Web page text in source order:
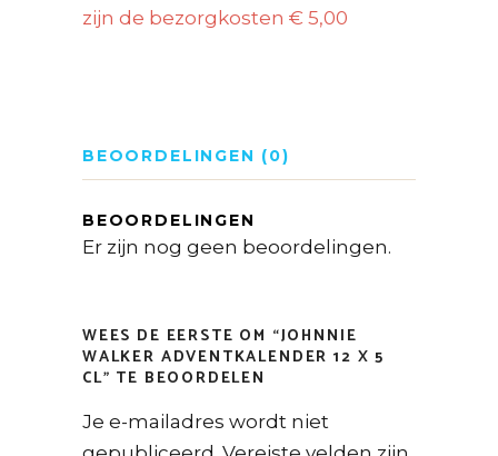
zijn de bezorgkosten € 5,00
BEOORDELINGEN (0)
BEOORDELINGEN
Er zijn nog geen beoordelingen.
WEES DE EERSTE OM “JOHNNIE
WALKER ADVENTKALENDER 12 X 5
CL” TE BEOORDELEN
Je e-mailadres wordt niet